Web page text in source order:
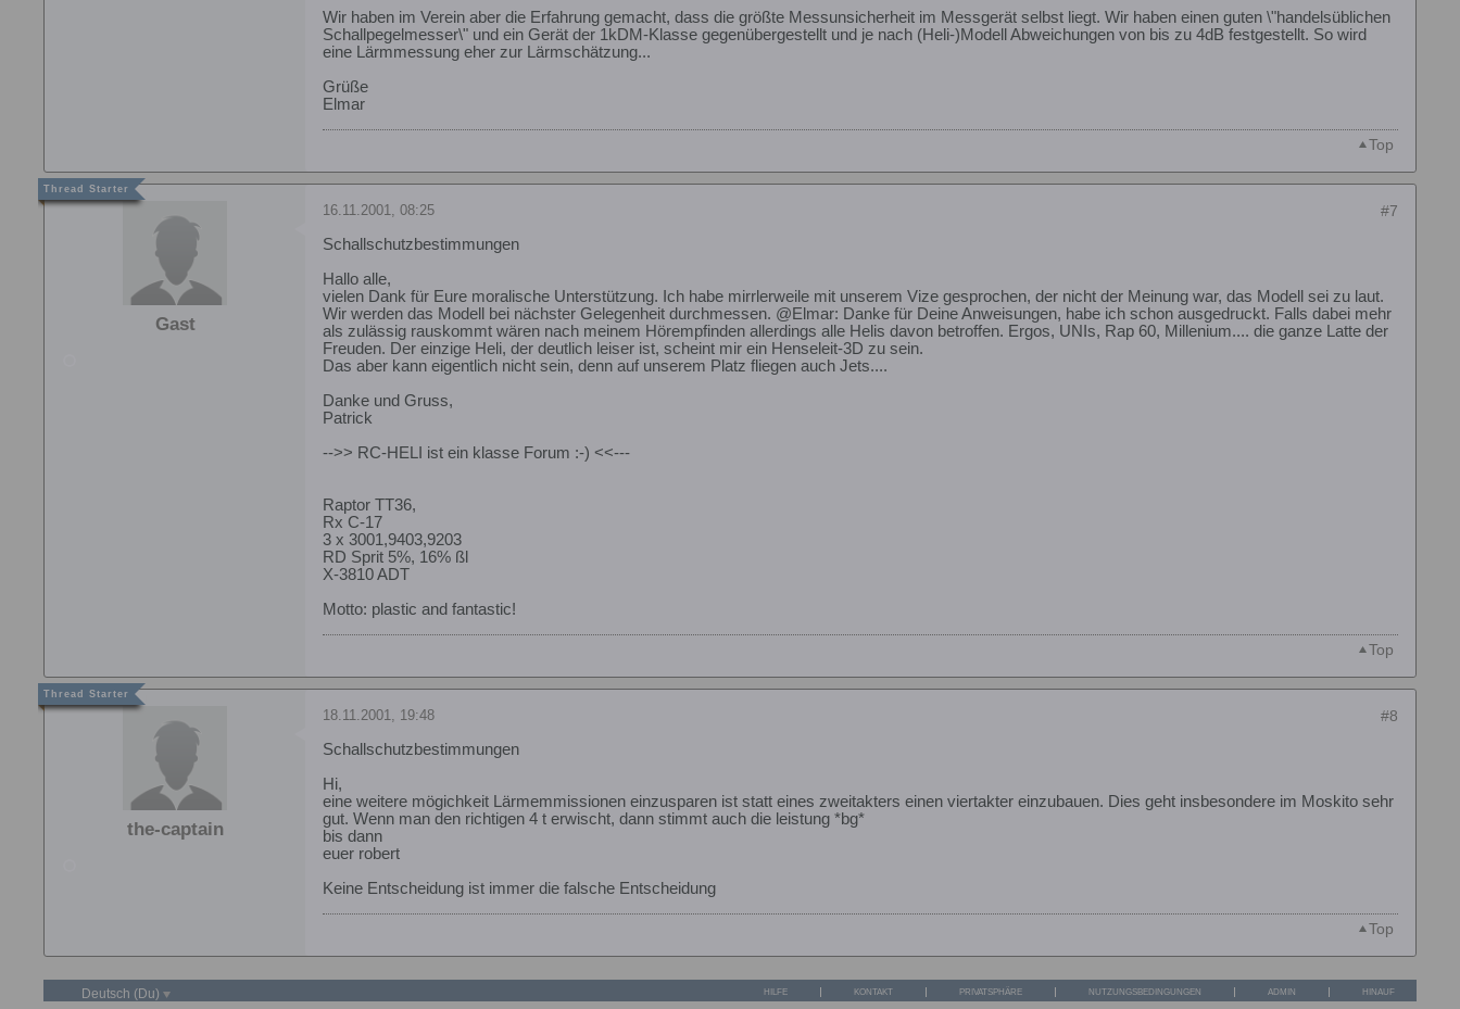
Wir haben im Verein aber die Erfahrung gemacht, dass die größte Messunsicherheit im Messgerät selbst liegt. Wir haben einen guten \"handelsüblichen
Schallpegelmesser\" und ein Gerät der 1kDM-Klasse gegenübergestellt und je nach (Heli-)Modell Abweichungen von bis zu 4dB festgestellt. So wird
eine Lärmmessung eher zur Lärmschätzung...
Grüße
Elmar
Top
Gast
#7
16.11.2001, 08:25
Schallschutzbestimmungen
Hallo alle,
vielen Dank für Eure moralische Unterstützung. Ich habe mirrlerweile mit unserem Vize gesprochen, der nicht der Meinung war, das Modell sei zu laut.
Wir werden das Modell bei nächster Gelegenheit durchmessen. @Elmar: Danke für Deine Anweisungen, habe ich schon ausgedruckt. Falls dabei mehr
als zulässig rauskommt wären nach meinem Hörempfinden allerdings alle Helis davon betroffen. Ergos, UNIs, Rap 60, Millenium.... die ganze Latte der
Freuden. Der einzige Heli, der deutlich leiser ist, scheint mir ein Henseleit-3D zu sein.
Das aber kann eigentlich nicht sein, denn auf unserem Platz fliegen auch Jets....
Danke und Gruss,
Patrick
-->> RC-HELI ist ein klasse Forum :-) <<---
Raptor TT36,
Rx C-17
3 x 3001,9403,9203
RD Sprit 5%, 16% ßl
X-3810 ADT
Motto: plastic and fantastic!
Top
the-captain
#8
18.11.2001, 19:48
Schallschutzbestimmungen
Hi,
eine weitere mögichkeit Lärmemmissionen einzusparen ist statt eines zweitakters einen viertakter einzubauen. Dies geht insbesondere im Moskito sehr
gut. Wenn man den richtigen 4 t erwischt, dann stimmt auch die leistung *bg*
bis dann
euer robert
Keine Entscheidung ist immer die falsche Entscheidung
Top
Deutsch (Du) HILFE KONTAKT PRIVATSPHÄRE NUTZUNGSBEDINGUNGEN ADMIN HINAUF